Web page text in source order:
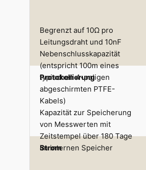
Begrenzt auf 10Ω pro
Leitungsdraht und 10nF
Nebenschlusskapazität
(entspricht 100m eines
typischen 4-poligen
abgeschirmten PTFE-
Kabels)
Protokollierung
Kapazität zur Speicherung
von Messwerten mit
Zeitstempel über 180 Tage
im internen Speicher
Strom